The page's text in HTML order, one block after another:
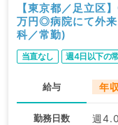
【東京都／足立
万円◎病院にて外
科／常勤)
当直なし 週4日以下の
給与 年
勤務日数 週